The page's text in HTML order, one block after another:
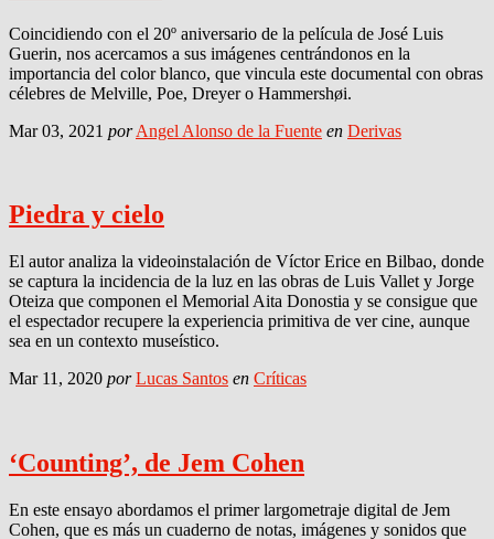
Coincidiendo con el 20º aniversario de la película de José Luis
Guerin, nos acercamos a sus imágenes centrándonos en la
importancia del color blanco, que vincula este documental con obras
célebres de Melville, Poe, Dreyer o Hammershøi.
Mar 03, 2021 por Angel Alonso de la Fuente en Derivas
Piedra y cielo
El autor analiza la videoinstalación de Víctor Erice en Bilbao, donde
se captura la incidencia de la luz en las obras de Luis Vallet y Jorge
Oteiza que componen el Memorial Aita Donostia y se consigue que
el espectador recupere la experiencia primitiva de ver cine, aunque
sea en un contexto museístico.
Mar 11, 2020 por Lucas Santos en Críticas
‘Counting’, de Jem Cohen
En este ensayo abordamos el primer largometraje digital de Jem
Cohen, que es más un cuaderno de notas, imágenes y sonidos que